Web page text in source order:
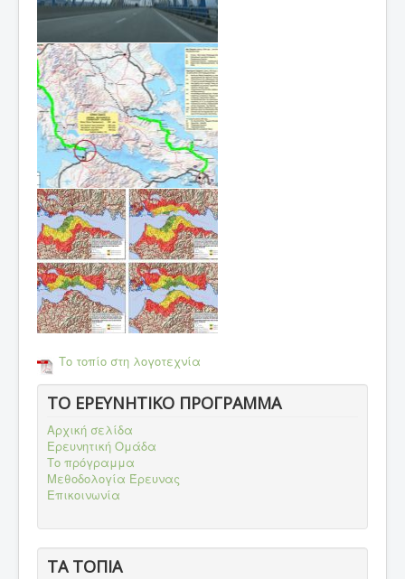
Το τοπίο στη λογοτεχνία
ΤΟ ΕΡΕΥΝΗΤΙΚΟ ΠΡΟΓΡΑΜΜΑ
Αρχική σελίδα
Ερευνητική Ομάδα
Το πρόγραμμα
Μεθοδολογία Έρευνας
Επικοινωνία
ΤΑ ΤΟΠΙΑ